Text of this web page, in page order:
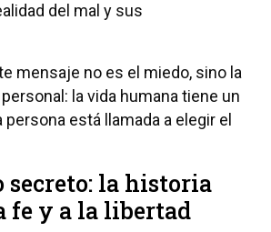
del mal y sus
mensaje no es el miedo, sino la
la vida humana tiene un
persona está llamada a elegir el
secreto: la historia
fe y a la libertad